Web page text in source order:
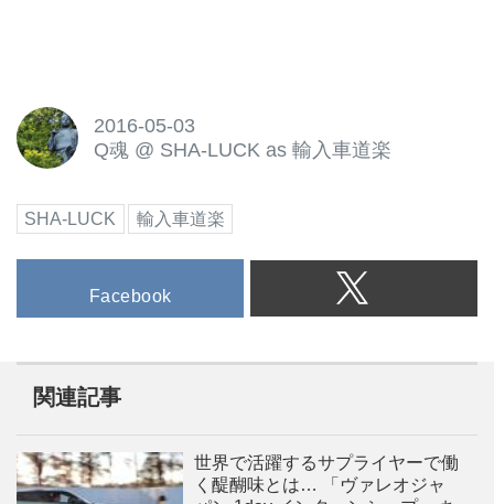
2016-05-03
Q魂 @ SHA-LUCK as 輸入車道楽
SHA-LUCK 輸入車道楽
Facebook
関連記事
世界で活躍するサプライヤーで働
く醍醐味とは… 「ヴァレオジャ